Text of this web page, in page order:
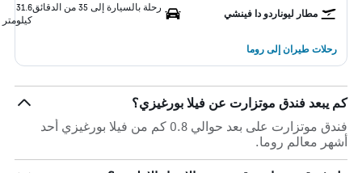
مطار ليوناردو دا فينشي
رحلة بالسيارة إلى 35 من الدقائق
31.6
كيلومتر
رحلات طيران إلى روما
كم يبعد فندق موتزارت عن فيلا بورغيزي؟
فندق موتزارت على بعد حوالي 0.8 كم من فيلا بورغيزي أحد
أشهر معالم روما.